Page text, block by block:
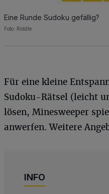
Eine Runde Sudoku gefällig?
Foto: Riddle
Für eine kleine
Sudoku-Rätsel (leicht
lösen, Minesweeper
anwerfen. Weitere
INFO